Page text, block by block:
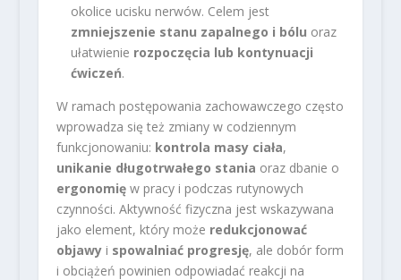
okolice ucisku nerwów. Celem jest
zmniejszenie stanu zapalnego i bólu oraz
ułatwienie rozpoczęcia lub kontynuacji
ćwiczeń.
W ramach postępowania zachowawczego często
wprowadza się też zmiany w codziennym
funkcjonowaniu: kontrola masy ciała,
unikanie długotrwałego stania oraz dbanie o
ergonomięw pracy i podczas rutynowych
czynności. Aktywność fizyczna jest wskazywana
jako element, który może redukcjonować
objawyi spowalniać progresję, ale dobór form
i obciążeń powinien odpowiadać reakcji na